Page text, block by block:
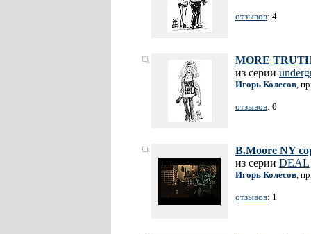
отзывов: 4
MORE
из серии
Игорь Колесов,
отзывов: 0
B.Moore NY
из серии DEAL
Игорь Колесов,
отзывов: 1